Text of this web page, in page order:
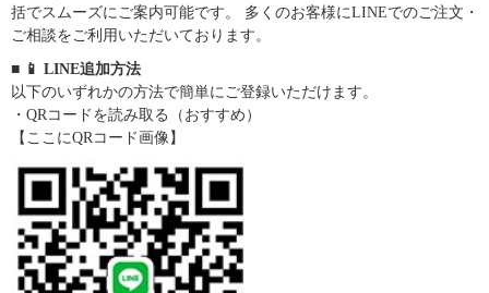
括でスムーズにご案内可能です。 多くのお客様にLINEでのご注文・
ご相談をご利用いただいております。
■ 📱 LINE追加方法
以下のいずれかの方法で簡単にご登録いただけます。
・QRコードを読み取る（おすすめ）
【ここにQRコード画像】